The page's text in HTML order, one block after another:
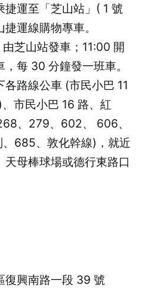
捷運至「芝山站」( 1 號
運線購物專車。
芝山站發車；11:00 開
每 30 分鐘發一班車。
各路線公車 (市民小巴 11
市民小巴 16 路、紅
、279、602、 606、
685、敦化幹線)，就近
母棒球場或德行東路口
復興南路一段 39 號